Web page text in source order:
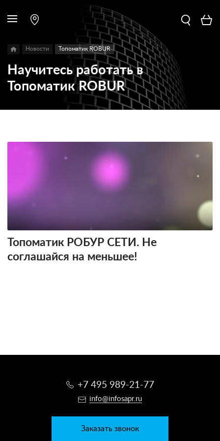
Новости Топоматик ROBUR
Научитесь работать в
Топоматик ROBUR
Топоматик РОБУР СЕТИ. Не
соглашайся на меньшее!
+7 495 989-21-77
info@infosapr.ru
Заказать звонок